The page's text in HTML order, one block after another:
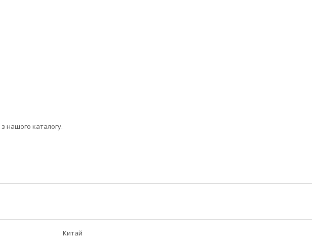
з нашого каталогу.
Китай